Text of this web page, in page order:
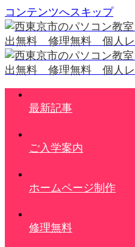
コンテンツへスキップ
最新記事
ご入学案内
ホームページ制作
修理無料